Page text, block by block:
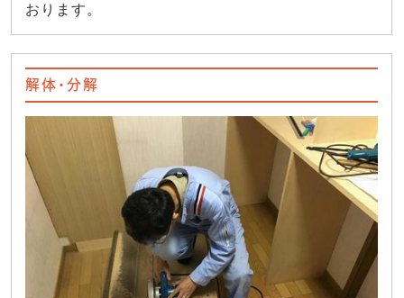
おります。
解体・分解